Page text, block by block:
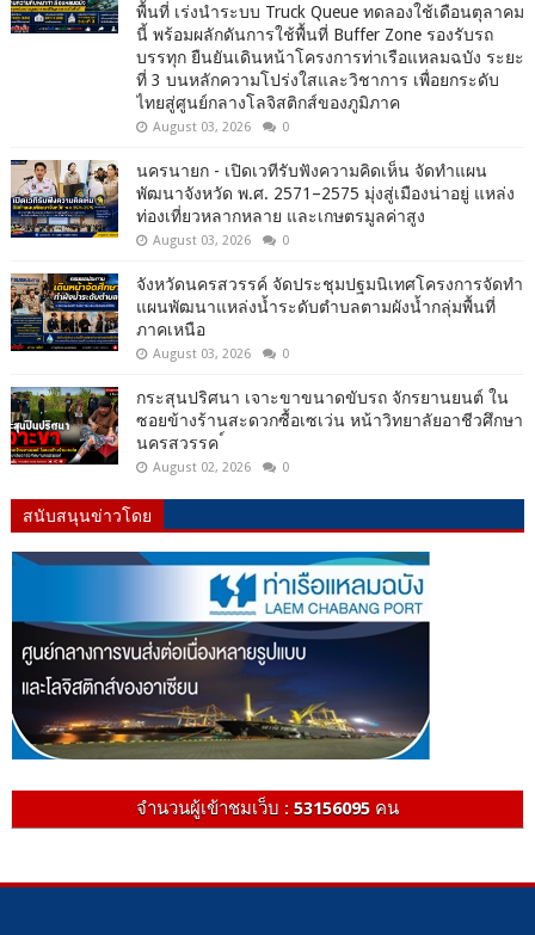
พื้นที่ เร่งนำระบบ Truck Queue ทดลองใช้เดือนตุลาคม
นี้ พร้อมผลักดันการใช้พื้นที่ Buffer Zone รองรับรถ
บรรทุก ยืนยันเดินหน้าโครงการท่าเรือแหลมฉบัง ระยะ
ที่ 3 บนหลักความโปร่งใสและวิชาการ เพื่อยกระดับ
ไทยสู่ศูนย์กลางโลจิสติกส์ของภูมิภาค
August 03, 2026 0
นครนายก - เปิดเวทีรับฟังความคิดเห็น จัดทำแผน
พัฒนาจังหวัด พ.ศ. 2571–2575 มุ่งสู่เมืองน่าอยู่ แหล่ง
ท่องเที่ยวหลากหลาย และเกษตรมูลค่าสูง
August 03, 2026 0
จังหวัดนครสวรรค์ จัดประชุมปฐมนิเทศโครงการจัดทำ
แผนพัฒนาแหล่งน้ำระดับตำบลตามผังน้ำกลุ่มพื้นที่
ภาคเหนือ
August 03, 2026 0
กระสุนปริศนา เจาะขาขนาดขับรถ จักรยานยนต์ ใน
ซอยข้างร้านสะดวกซื้อเซเว่น หน้าวิทยาลัยอาชีวศึกษา
นครสวรรค ์
August 02, 2026 0
สนับสนุนข่าวโดย
จำนวนผู้เข้าชมเว็บ : 53156095คน